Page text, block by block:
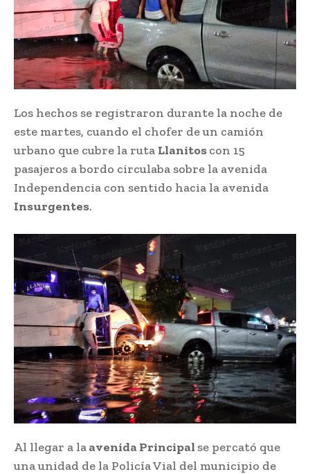
Los hechos se registraron durante la noche de
este martes, cuando el chofer de un camión
urbano que cubre la ruta Llanitoscon 15
pasajeros a bordo circulaba sobre la avenida
Independencia con sentido hacia la avenida
Insurgentes.
Al llegar a laavenida Principal se percató que
una unidad de la Policía Vial del municipio de